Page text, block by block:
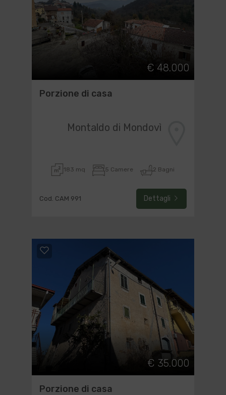
€ 48.000
Porzione di casa
Montaldo di Mondovì
183 mq 5 Camere 2 Bagni
Cod. CAM 991 Dettagli
€ 35.000
Porzione di casa